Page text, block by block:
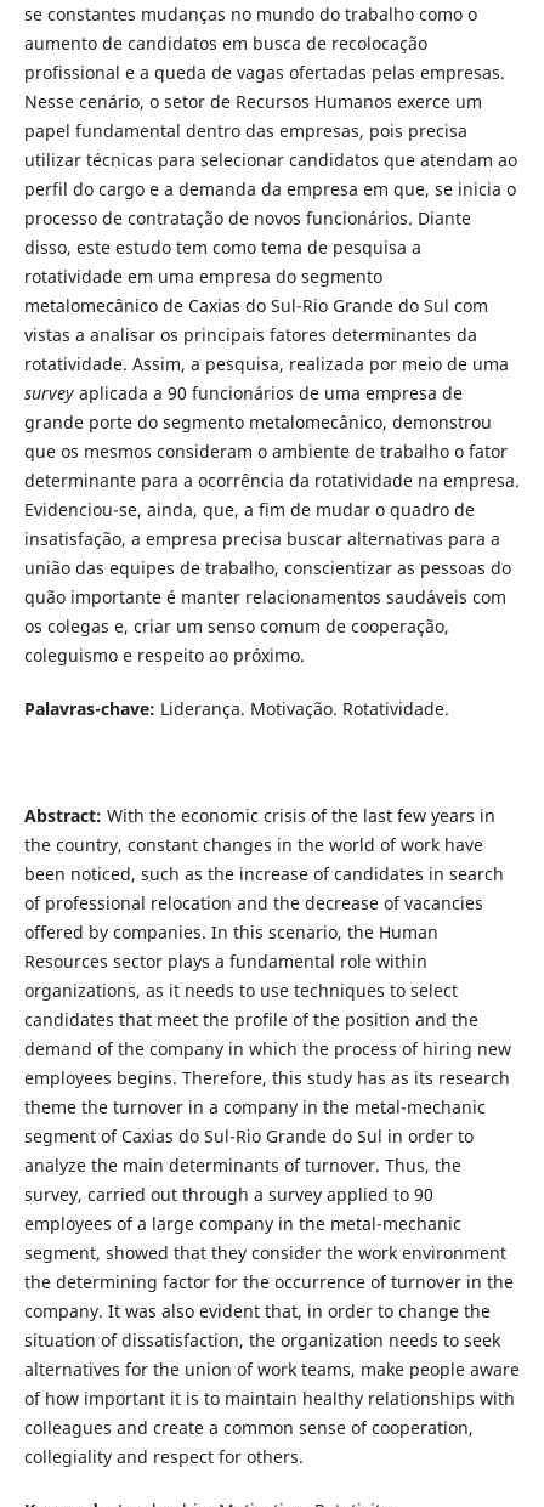
se constantes mudanças no mundo do trabalho como o
aumento de candidatos em busca de recolocação
profissional e a queda de vagas ofertadas pelas empresas.
Nesse cenário, o setor de Recursos Humanos exerce um
papel fundamental dentro das empresas, pois precisa
utilizar técnicas para selecionar candidatos que atendam ao
perfil do cargo e a demanda da empresa em que, se inicia o
processo de contratação de novos funcionários. Diante
disso, este estudo tem como tema de pesquisa a
rotatividade em uma empresa do segmento
metalomecânico de Caxias do Sul-Rio Grande do Sul com
vistas a analisar os principais fatores determinantes da
rotatividade. Assim, a pesquisa, realizada por meio de uma
survey aplicada a 90 funcionários de uma empresa de
grande porte do segmento metalomecânico, demonstrou
que os mesmos consideram o ambiente de trabalho o fator
determinante para a ocorrência da rotatividade na empresa.
Evidenciou-se, ainda, que, a fim de mudar o quadro de
insatisfação, a empresa precisa buscar alternativas para a
união das equipes de trabalho, conscientizar as pessoas do
quão importante é manter relacionamentos saudáveis com
os colegas e, criar um senso comum de cooperação,
coleguismo e respeito ao próximo.
Palavras-chave: Liderança. Motivação. Rotatividade.
Abstract: With the economic crisis of the last few years in
the country, constant changes in the world of work have
been noticed, such as the increase of candidates in search
of professional relocation and the decrease of vacancies
offered by companies. In this scenario, the Human
Resources sector plays a fundamental role within
organizations, as it needs to use techniques to select
candidates that meet the profile of the position and the
demand of the company in which the process of hiring new
employees begins. Therefore, this study has as its research
theme the turnover in a company in the metal-mechanic
segment of Caxias do Sul-Rio Grande do Sul in order to
analyze the main determinants of turnover. Thus, the
survey, carried out through a survey applied to 90
employees of a large company in the metal-mechanic
segment, showed that they consider the work environment
the determining factor for the occurrence of turnover in the
company. It was also evident that, in order to change the
situation of dissatisfaction, the organization needs to seek
alternatives for the union of work teams, make people aware
of how important it is to maintain healthy relationships with
colleagues and create a common sense of cooperation,
collegiality and respect for others.